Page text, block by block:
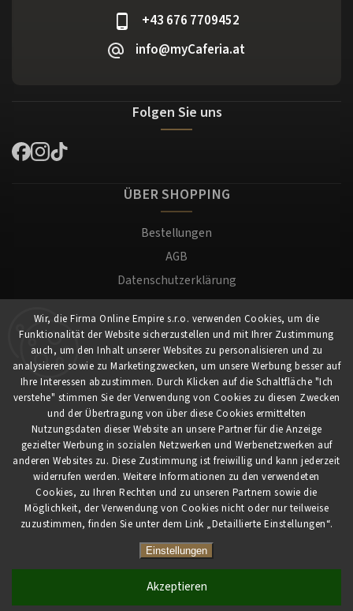
Wir, die Firma Online Empire s.r.o. verwenden Cookies, um die
Funktionalität der Website sicherzustellen und mit Ihrer Zustimmung
auch, um den Inhalt unserer Websites zu personalisieren und zu
analysieren sowie zu Marketingzwecken, um unsere Werbung besser auf
Ihre Interessen abzustimmen. Durch Klicken auf die Schaltfläche "Ich
verstehe" stimmen Sie der Verwendung von Cookies zu diesen Zwecken
und der Übertragung von über diese Cookies ermittelten
Nutzungsdaten dieser Website an unsere Partner für die Anzeige
gezielter Werbung in sozialen Netzwerken und Werbenetzwerken auf
anderen Websites zu. Diese Zustimmung ist freiwillig und kann jederzeit
widerrufen werden. Weitere Informationen zu den verwendeten
Cookies, zu Ihren Rechten und zu unseren Partnern sowie die
Möglichkeit, der Verwendung von Cookies nicht oder nur teilweise
zuzustimmen, finden Sie unter dem Link „Detaillierte Einstellungen“.
Einstellungen
Akzeptieren
+43 676 7709452
info@myCaferia.at
Folgen Sie uns
ÜBER SHOPPING
Bestellungen
AGB
Datenschutzerklärung
Versand und Zahlung
Warenrücksendung
Impressum
Für Kunden
Mein Konto
Registrierung
Anmeldung
Copyright 2026 . Alle Rechte vorbehalten.
VytvořilShoptet| Design